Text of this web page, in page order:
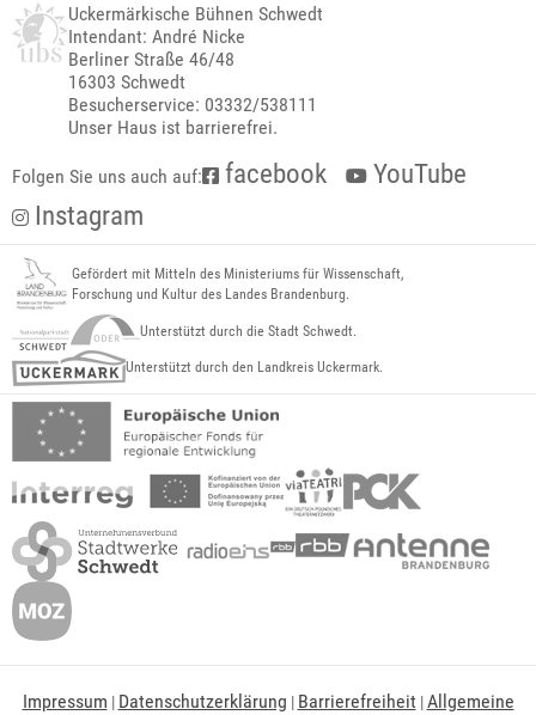
Uckermärkische Bühnen Schwedt
Intendant: André Nicke
Berliner Straße 46/48
16303 Schwedt
Besucherservice: 03332/538111
Unser Haus ist barrierefrei.
Folgen Sie uns auch auf: facebook
YouTube
Instagram
Gefördert mit Mitteln des Ministeriums für Wissenschaft,
Forschung und Kultur des Landes Brandenburg.
Unterstützt durch die Stadt Schwedt.
Unterstützt durch den Landkreis Uckermark.
Impressum | Datenschutzerklärung | Barrierefreiheit|Allgemeine